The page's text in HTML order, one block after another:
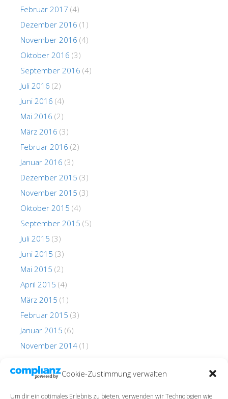
Cookie-Zustimmung verwalten
Um dir ein optimales Erlebnis zu bieten, verwenden wir Technologien wie
Februar 2017 (4)
Dezember 2016 (1)
November 2016 (4)
Oktober 2016 (3)
September 2016 (4)
Juli 2016 (2)
Juni 2016 (4)
Mai 2016 (2)
März 2016 (3)
Februar 2016 (2)
Januar 2016 (3)
Dezember 2015 (3)
November 2015 (3)
Oktober 2015 (4)
September 2015 (5)
Juli 2015 (3)
Juni 2015 (3)
Mai 2015 (2)
April 2015 (4)
März 2015 (1)
Februar 2015 (3)
Januar 2015 (6)
November 2014 (1)